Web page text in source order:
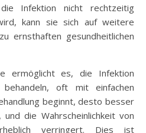
Infektion nicht rechtzeitig
kann sie sich auf weitere
ernsthaften gesundheitlichen
ermöglicht es, die Infektion
oft mit einfachen
beginnt, desto besser
und die Wahrscheinlichkeit von
verringert. Dies ist